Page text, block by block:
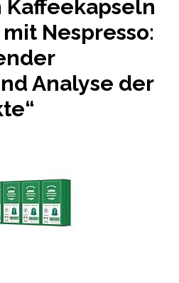
Kaffeekapseln
Nespresso:
Analyse der